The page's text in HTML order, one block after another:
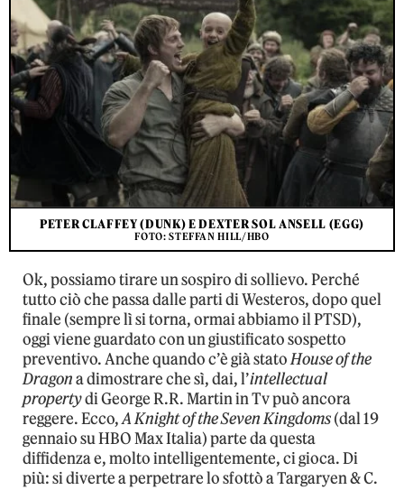
PETER CLAFFEY (DUNK) E DEXTER SOL ANSELL (EGG)
FOTO: STEFFAN HILL/HBO
Ok, possiamo tirare un sospiro di sollievo. Perché
tutto ciò che passa dalle parti di Westeros, dopo quel
finale (sempre lì si torna, ormai abbiamo il PTSD),
oggi viene guardato con un giustificato sospetto
preventivo. Anche quando c’è già statoHouse of the
Dragona dimostrare che sì, dai, l’intellectual
propertydi George R.R. Martin in Tv può ancora
reggere. Ecco,A Knight of the Seven Kingdoms(dal 19
gennaio su HBO Max Italia) parte da questa
diffidenza e, molto intelligentemente, ci gioca. Di
più: si diverte a perpetrare lo sfottò a Targaryen & C.